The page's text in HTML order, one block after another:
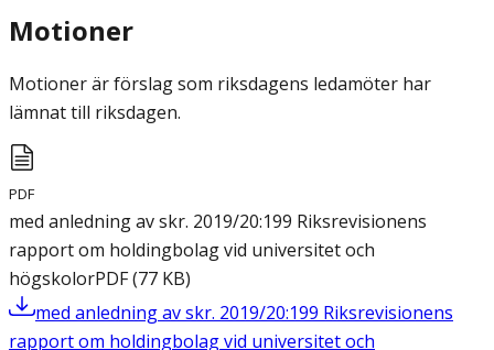
Motioner
Motioner är förslag som riksdagens ledamöter har
lämnat till riksdagen.
PDF
med anledning av skr. 2019/20:199 Riksrevisionens
rapport om holdingbolag vid universitet och
högskolorPDF(77 KB)
med anledning av skr. 2019/20:199 Riksrevisionens
rapport om holdingbolag vid universitet och